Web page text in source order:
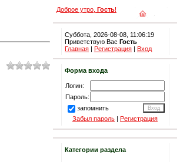
Доброе утро, Гость!
Суббота, 2026-08-08, 11:06:19
Приветствую Вас Гость
Главная | Регистрация | Вход
Форма входа
Логин:
Пароль:
запомнить
Забыл пароль | Регистрация
Категории раздела